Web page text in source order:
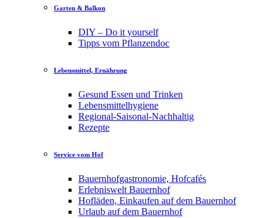
Garten & Balkon
DIY – Do it yourself
Tipps vom Pflanzendoc
Lebensmittel, Ernährung
Gesund Essen und Trinken
Lebensmittelhygiene
Regional-Saisonal-Nachhaltig
Rezepte
Service vom Hof
Bauernhofgastronomie, Hofcafés
Erlebniswelt Bauernhof
Hofläden, Einkaufen auf dem Bauernhof
Urlaub auf dem Bauernhof